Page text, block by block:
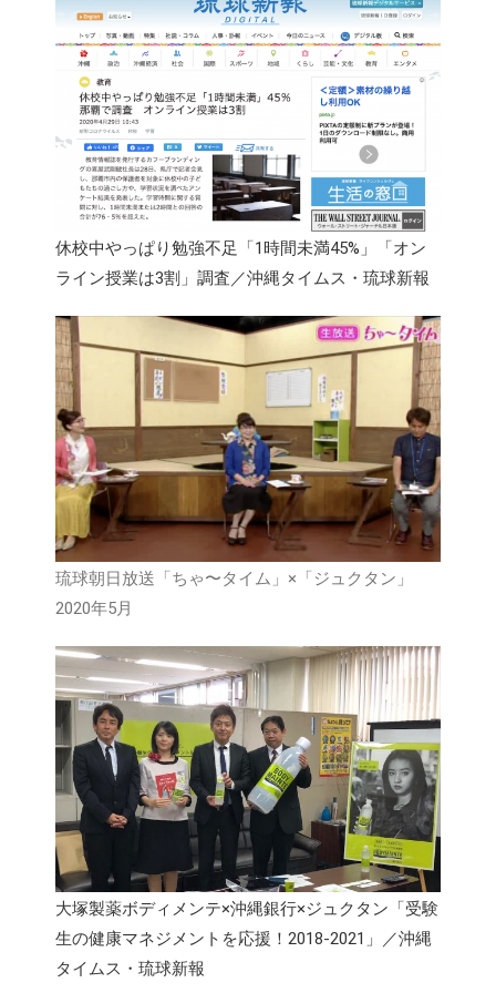
休校中やっぱり勉強不足「1時間未満45%」「オン
ライン授業は3割」調査／沖縄タイムス・琉球新報
琉球朝日放送「ちゃ〜タイム」×「ジュクタン」
2020年5月
大塚製薬ボディメンテ×沖縄銀行×ジュクタン「受験
生の健康マネジメントを応援！2018-2021」／沖縄
タイムス・琉球新報